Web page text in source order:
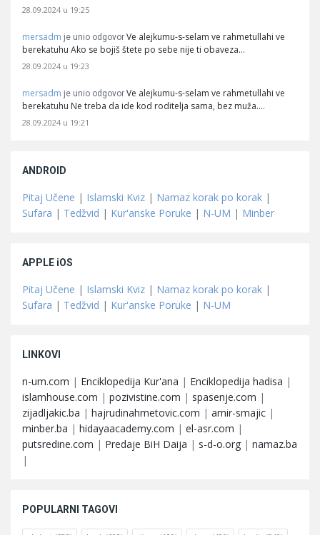
28.09.2024 u 19:25
mersadm je unio odgovor Ve alejkumu-s-selam ve rahmetullahi ve
berekatuhu Ako se bojiš štete po sebe nije ti obaveza…
28.09.2024 u 19:23
mersadm je unio odgovor Ve alejkumu-s-selam ve rahmetullahi ve
berekatuhu Ne treba da ide kod roditelja sama, bez muža.…
28.09.2024 u 19:21
ANDROID
Pitaj Učene | Islamski Kviz | Namaz korak po korak |
Sufara | Tedžvid | Kur'anske Poruke | N-UM | Minber
APPLE iOS
Pitaj Učene | Islamski Kviz | Namaz korak po korak |
Sufara | Tedžvid | Kur'anske Poruke | N-UM
LINKOVI
n-um.com | Enciklopedija Kur'ana | Enciklopedija hadisa |
islamhouse.com | pozivistine.com | spasenje.com |
zijadljakic.ba | hajrudinahmetovic.com | amir-smajic |
minber.ba | hidayaacademy.com | el-asr.com |
putsredine.com | Predaje BiH Daija | s-d-o.org | namaz.ba
|
POPULARNI TAGOVI